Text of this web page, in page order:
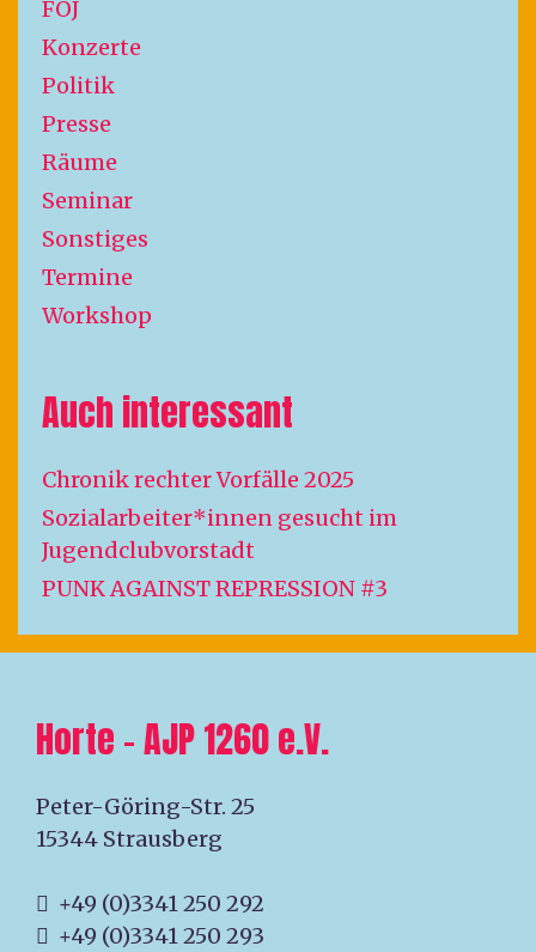
FÖJ
Konzerte
Politik
Presse
Räume
Seminar
Sonstiges
Termine
Workshop
Auch interessant
Chronik rechter Vorfälle 2025
Sozialarbeiter*innen gesucht im
Jugendclubvorstadt
PUNK AGAINST REPRESSION #3
Horte – AJP 1260 e.V.
Peter-Göring-Str. 25
15344 Strausberg
+49 (0)3341 250 292
+49 (0)3341 250 293